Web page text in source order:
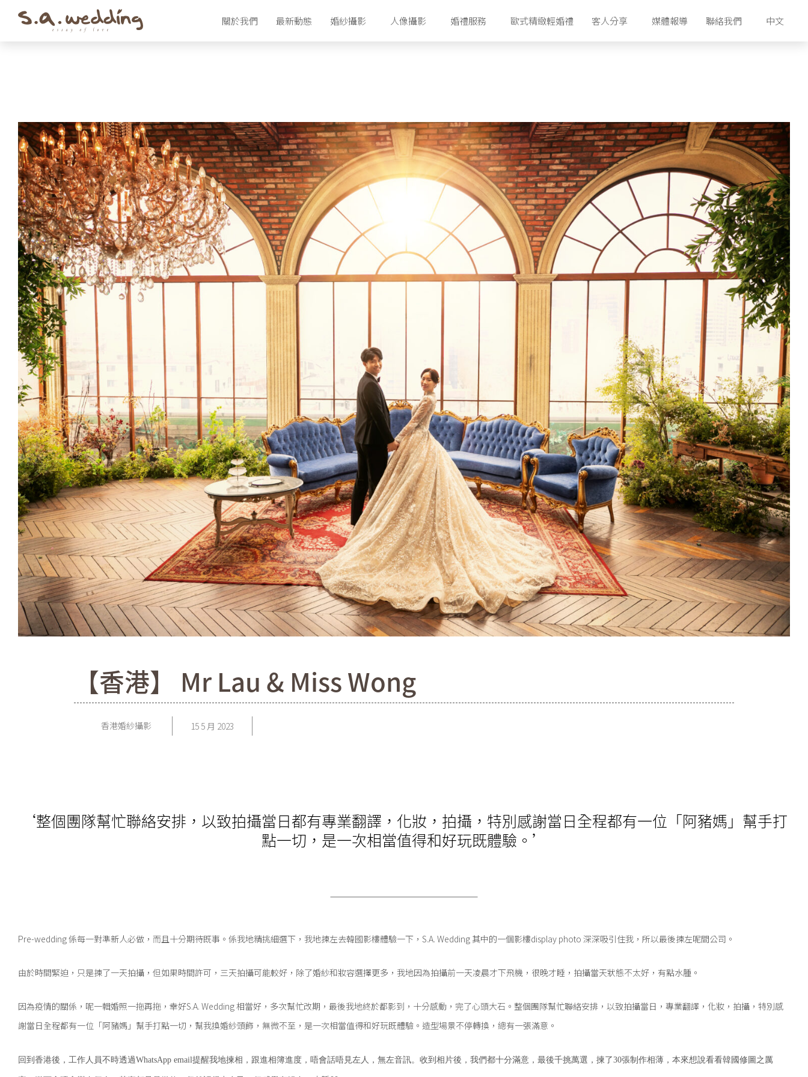
關於我們 最新動態 婚紗攝影
首爾婚紗禮服配套
首爾明星美容室
濟州婚紗攝影套餐
濟州婚紗禮服配套
濟州化妝美容室
人像攝影 婚禮服務 歐式精緻輕婚禮 客人分享 媒體報導 聯絡我們 中文
【香港】 Mr Lau & Miss Wong
香港婚紗攝影 15 5 月 2023
‘整個團隊幫忙聯絡安排，以致拍攝當日都有專業翻譯， 化妝，拍攝，特別感謝當日全程都有一位「阿豬媽」幫手打
點一切，是一次相當值得和好玩既體驗。’
Pre-wedding 係每一對準新人必做，而且十分期待既事。係我地精挑細選下，我地揀左去韓國影樓體驗一下，S.A. Wedding 其中的一個影樓display photo 深深吸引住我，所以最後揀左呢間公司。
由於時間緊迫， 只是揀了一天拍攝，但如果時間許可，三天拍攝可能較好， 除了婚紗和妝容選擇更多，我地因為拍攝前一天凌晨才下飛機， 很晚才睡，拍攝當天狀態不太好，有點水腫。
因為疫情的關係，呢一輯婚照一拖再拖，幸好S.A. Wedding 相當好，多次幫忙改期，最後我地終於都影到，十分感動，完了心頭大石。整個團隊幫忙聯絡安排，以致拍攝當日，專業翻譯，化妝，拍攝，特別感
謝當日全程都有一位「阿豬媽」幫手打點一切， 幫我換婚紗頭飾，無微不至，是一次相當值得和好玩既體驗。造型場景不停轉換，總有一張滿意。
回到香港後，工作人員不時透過WhatsApp email提醒我地揀相，跟進相簿進度，唔會話唔見左人，無左音訊。收到相片後，我們都十分滿意，最後千挑萬選，揀了30張制作相薄，本來想說看看韓國修圖之厲